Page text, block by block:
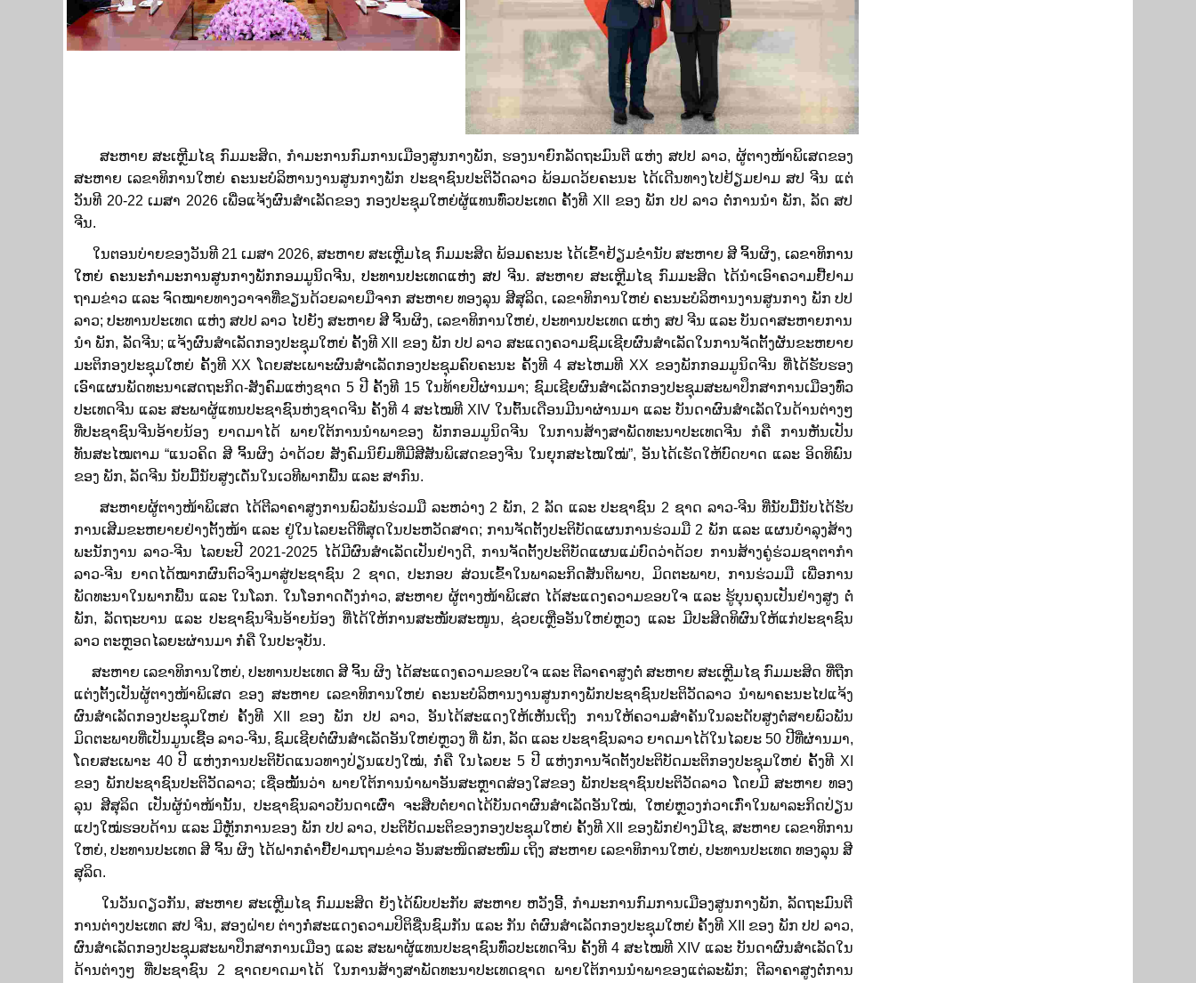
ສະຫາຍ ສະເຫຼີມໄຊ ກົມມະສິດ, ກໍາມະການກົມການເມືອງສູນກາງພັກ, ຮອງນາຍົກລັດຖະມົນຕີ ແຫ່ງ ສປປ ລາວ, ຜູ້​ຕາງ​ໜ້າ​ພິ​ເສດຂອງ​
ສະ​ຫາຍ ​ເລ​ຂາ​ທິ​ການ​ໃຫ​ຍ່​​ ຄະ​ນະ​ບໍ​ລິ​ຫານ​ງານ​ສູນ​ກາງພັກ ​ປະ​ຊາ​ຊົນປະ​ຕິ​ວັດ​ລາວ ພ້ອມ​ດວ້ຍຄະນະ ໄດ້ເດີນທາງ​​ໄປ​ຢ້ຽມ​ຢາມ ສປ ຈີນ ແຕ່​
ວັນ​ທີ 20-22 ເມສາ 2026 ​​ເພື່ອແຈ້ງ​ຜົນ​ສຳ​ເລັດ​ຂອງ ກອງ​ປະ​ຊຸມ​ໃຫ​ຍ່ຜູ້ແທນທົ່ວປະເທດ ​ຄັ້ງ​ທີ XII ຂອງ​ ພັກ ປ​ປ ລາວ ຕໍ່ການນໍາ ພັກ, ລັດ ສປ
ຈີນ.
ໃນ​ຕອນບ່າຍຂອງວັນ​ທີ 21 ເມສາ 2026, ສະຫາຍ ສະເຫຼີມໄຊ ກົມມະສິດ ​ພ້ອມ​ຄະ​ນະ ໄດ້​​ເຂົ້າ​ຢ້ຽມ​ຂໍ່ານັບ​ ສະຫາຍ ສີ ຈິ້ນຜິງ, ເລຂາທິການ
ໃຫຍ່ ຄະນະກໍາມະການສູນກາງພັກກອມມູນິດຈີນ, ປະທານປະເທດແຫ່ງ ສປ ຈີນ. ສະຫາຍ ສະເຫຼີມໄຊ ກົມມະສິດ ໄດ້ນໍາເອົາຄວາມຢື້ຢາມ​
ຖາມ​ຂ່າວ ແລະ ຈົດໝາຍທາງວາຈາທີ່ຂຽນດ້ວຍລາຍມືຈາກ ​ສະ​ຫາຍ ທອງລຸນ ສີສຸລິດ, ເລ​ຂາ​ທິ​ການ​ໃຫ​ຍ່ ​ຄະ​ນະ​ບໍ​ລິ​ຫານ​ງານ​ສູນ​ກາງ ​ພັກ ປ​ປ
ລາວ; ປະທານປະເທດ ແຫ່ງ ສປປ ລາວ ໄປ​ຍັງ​ ສະ​ຫາຍ ສີ ຈິ້ນຜິງ, ເລ​ຂາ​ທິ​ການ​ໃຫ​ຍ່, ປະທານປະເທດ ແຫ່ງ ສປ ຈີນ ແລະ ບັນດາສະຫາຍການ
ນໍາ ພັກ, ລັດຈີນ; ​ແຈ້ງ​ຜົນສໍາເລັດ​ກອງ​ປະຊຸມ​ໃຫຍ່​ ຄັ້ງ​ທີ XII ຂອງ​ ພັກ ປປ ລາວ ​ສະ​ແດງ​ຄວາມ​ຊົມ​ເຊີຍ​ຜົນສໍາເລັດໃນການຈັດຕັ້ງຜັນຂະຫຍາຍ
ມະຕິກອງປະຊຸມໃຫຍ່ ຄັ້ງທີ XX ໂດຍສະເພາະຜົນສໍາເລັດກອງປະຊຸມຄົບຄະນະ ຄັ້ງທີ 4 ສະໄຫມທີ XX ຂອງພັກກອມມູນິດຈີນ ທີ່ໄດ້ຮັບຮອງ
ເອົາແຜນພັດທະນາເສດຖະກິດ-ສັງຄົມແຫ່ງຊາດ 5 ປີ ຄັ້ງທີ 15 ໃນທ້າຍປີຜ່ານມາ; ຊົມເຊີຍຜົນສໍາເລັດກອງປະຊຸມສະພາປຶກສາການເມືອງທົ່ວ
ປະເທດຈີນ ແລະ ສະພາຜູ້ແທນປະຊາຊົນຫ່ງຊາດຈີນ ຄັ້ງທີ 4 ສະໄໝທີ XIV ໃນຕົ້ນເດືອນມີນາຜ່ານມາ ແລະ ບັນດາຜົນສໍາເລັດໃນດ້ານຕ່າງໆ
ທີ່ປະຊາຊົນຈີນອ້າຍນ້ອງ ຍາດມາໄດ້ ພາຍໃຕ້ການນຳພາຂອງ ພັກກອມມູນິດຈີນ ໃນການສ້າງສາພັດທະນາປະເທດຈີນ ກໍຄື ການຫັນເປັນ
ທັນສະໄໝຕາມ “ແນວຄິດ ສີ ຈິ້ນຜິງ ວ່າດ້ວຍ ສັງຄົມນິຍົມທີ່ມີສີສັນພິເສດຂອງຈີນ ໃນຍຸກສະໄໝໃໝ່”, ອັນໄດ້ເຮັດໃຫ້ບົດບາດ ແລະ ອິດທິພົນ
ຂອງ ພັກ, ລັດຈີນ ນັບມື້ນັບສູງເດັ່ນໃນເວທີພາກພື້ນ ແລະ ສາກົນ.
ສະຫາຍຜູ້ຕາງໜ້າພິເສດ ​ໄດ້ຕີລາຄາສູງການພົວພັນຮ່ວມມື ລະຫວ່າງ 2 ພັກ, 2 ລັດ ແລະ ປະຊາຊົນ 2 ຊາດ ລາວ-ຈີນ ທີ່ນັບມື້ນັບໄດ້ຮັບ
ການເສີມຂະຫຍາຍຢ່າງຕັ້ງໜ້າ ແລະ ຢູ່ໃນໄລຍະດີທີ່ສຸດໃນປະຫວັດສາດ; ການຈັດຕັ້ງປະຕິບັດແຜນການຮ່ວມມື 2 ພັກ ແລະ ແຜນບໍາລຸງສ້າງ
ພະນັກງານ ລາວ-ຈີນ ໄລຍະປີ 2021-2025 ໄດ້ມີຜົນສໍາເລັດເປັນຢ່າງດີ, ການຈັດຕັ້ງປະຕິບັດແຜນແມ່ບົດວ່າດ້ວຍ ການສ້າງຄູ່ຮ່ວມຊາຕາກໍາ
ລາວ-ຈີນ ຍາດໄດ້ໝາກຜົນຕົວຈິງມາສູ່ປະຊາຊົນ 2 ຊາດ, ປະກອບ ສ່ວນ​ເຂົ້າ​​ໃນ​ພາລະກິດ​ສັນຕິພາບ, ມິດຕະ​ພາບ, ການ​ຮ່ວມ​ມື​ ​ເພື່ອ​ການ​
ພັດທະນາ​ໃນ​ພາກ​ພື້ນ ​ແລະ ​ໃນ​ໂລກ.​ ໃນ​ໂອກາດ​ດັ່ງ​ກ່າວ, ສະຫາຍ ຜູ້ຕາງໜ້າພິເສດ ​ໄດ້​ສະ​ແດງ​ຄວາມ​ຂອບ​ໃຈ ​ແລະ ຮູ້​ບຸນ​ຄຸນ​ເປັນ​ຢ່າງ​ສູງ ຕໍ່​
ພັກ, ລັດ​ຖະບານ ​ແລະ ປະຊາຊົນຈີນອ້າຍ​ນ້ອງ ທີ່​ໄດ້​ໃຫ້ການ​ສະໜັບສະໜູນ, ຊ່ວຍ​ເຫຼືອ​ອັນ​ໃຫຍ່ຫຼວງ ​ແລະ ມີ​ປະສິດທິ​ຜົນ​ໃຫ້​ແກ່ປະຊາຊົນ
ລາວ ​​ຕະຫຼອດ​ໄລຍະ​ຜ່ານ​ມາ ກໍ່ຄື ໃນປະຈຸບັນ.
ສະຫາຍ ເລຂາທິການໃຫຍ່, ປະທານປະເທດ ສີ ຈິ້ນ ຜິງ ​ໄດ້ສະແດງຄວາມຂອບໃຈ ແລະ ຕີລາຄາສູງຕໍ່ ສະຫາຍ ສະເຫຼີມໄຊ ກົມມະສິດ ທີ່ຖືກ
ແຕ່ງຕັ້ງເປັນຜູ້​ຕາງ​ໜ້າ​ພິ​ເສດ ຂອງ​ ສະ​ຫາຍ ​ເລ​ຂາ​ທິ​ການ​ໃຫ​ຍ່​​ ຄະ​ນະ​ບໍ​ລິ​ຫານ​ງານ​ສູນ​ກາງພັກ​ປະ​ຊາ​ຊົນປະ​ຕິ​ວັດ​ລາວ ນຳພາຄະນະໄປແຈ້ງ
ຜົນສໍາເລັດກອງປະຊຸມໃຫຍ່ ຄັ້ງທີ XII ຂອງ ພັກ ປປ ລາວ, ອັນໄດ້ສະແດງໃຫ້ເຫັນເຖິງ ການໃຫ້ຄວາມສຳຄັນໃນລະດັບສູງຕໍ່ສາຍພົວພັນ
ມິດຕະພາບທີ່ເປັນມູນເຊື້ອ ລາວ-ຈີນ, ຊົມ​ເຊີຍ​ຕໍ່​ຜົນສຳ​ເລັດ​ອັນ​ໃຫຍ່​ຫຼວງ​ ທີ່ ພັກ, ລັດ ​ແລະ ປະຊາຊົນລາວ ຍາດ​ມາ​ໄດ້​ໃນ​ໄລຍະ 50 ປີ​ທີ່​ຜ່ານ​ມາ,
ໂດຍສະເພາະ 40 ປີ ແຫ່ງ​ການ​ປະຕິບັດ​ແນວທາງ​ປ່ຽນ​ແປງ​ໃໝ່, ​ກໍ່ຄື ໃນໄລຍະ 5 ປີ​ ​ແຫ່ງ​ການຈັດ​ຕັ້ງ​ປະຕິບັດ​ມະຕິກອງ​ປະຊຸມ​ໃຫຍ່​ ຄັ້ງ​ທີ XI
ຂອງ​ ພັກປະຊາຊົນປະຕິວັດ​ລາວ; ​ເຊື່ອ​ໝັ້ນ​​ວ່າ ພາຍ​ໃຕ້​ການ​ນຳພາ​ອັນ​ສະຫຼາດ​ສ່ອງ​ໃສ​ຂອງ ​ພັກປະຊາຊົນປະຕິວັດລາວ ​ໂດ​ຍມີ ​ສະຫາຍ ທອງ
ລຸນ ສີສຸລິດ ເປັນ​ຜູ້ນຳ​ໜ້ານັ້ນ​, ປະຊາຊົນລາວບັນດາ​ເຜົ່າ ຈະ​ສືບຕໍ່ຍາດ​ໄດ້​ບັນດາ​ຜົນສຳ​ເລັດ​ອັນ​ໃໝ່, ​ໃຫຍ່​ຫຼວງ​ກ່ວາ​ເກົ່າ​ໃນ​ພາລະກິດ​ປ່ຽນ​
ແປງ​ໃໝ່ຮອບດ້ານ ແລະ ມີຫຼັກການຂອງ ພັກ ປປ ລາວ,​ ປະ​ຕິ​ບັດ​ມະຕິ​ຂອງ​ກອງ​ປະຊຸມ​ໃຫຍ່​ ຄັ້ງ​ທີ XII ​​ຂອງ​ພັກຢ່າງມີໄຊ, ສະຫາຍ ເລຂາທິການ
ໃຫຍ່, ປະທານປະເທດ ສີ ຈິ້ນ ຜິງ ໄດ້​ຝາກ​ຄຳ​ຢື້ຢາມ​ຖາມ​ຂ່າວ ອັນ​ສະໜິດສະໜົມ​ ເຖິງ​ ສະຫາຍ ​ເລຂາທິການ​ໃຫຍ່, ປະທານປະເທດ ທອງລຸນ ສີ
ສຸລິດ​.
ໃນວັນດຽວກັນ, ​ສະຫາຍ ສະເຫຼີມໄຊ ກົມມະສິດ ຍັງໄດ້​ພົບ​ປະ​ກັບ ສະຫາຍ ຫວັງອີ້, ກໍາມະການກົມການເມືອງສູນກາງພັກ, ລັດຖະມົນຕີ
ການຕ່າງປະເທດ ສປ ຈີນ​, ສອງຝ່າຍ ຕ່າງກໍ່ສະແດງຄວາມປິຕິຊື່ນຊົມກັນ ແລະ ກັນ ​ຕໍ່ຜົນສຳ​ເລັດ​ກອງ​ປະຊຸມ​ໃຫຍ່​ ​ຄັ້ງ​ທີ XII ຂອງ ​ພັກ ປປ ລາວ,
ຜົນສໍາເລັດກອງປະຊຸມສະພາປຶກສາການເມືອງ ແລະ ສະພາຜູ້ແທນປະຊາຊົນທົ່ວປະເທດຈີນ ຄັ້ງທີ 4 ສະໄໝທີ XIV ແລະ ບັນດາຜົນສໍາເລັດໃນ
ດ້ານຕ່າງໆ ທີ່ປະຊາຊົນ 2 ຊາດຍາດມາໄດ້ ໃນການສ້າງສາພັດທະນາປະເທດຊາດ ພາຍໃຕ້ການນຳພາຂອງແຕ່ລະພັກ; ຕີລາຄາສູງຕໍ່ການ